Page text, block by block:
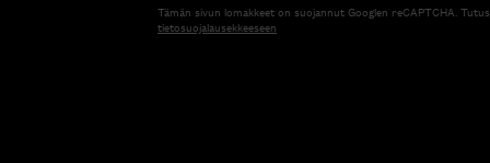
Tämän sivun lomakkeet on suojannut Googlen reCAPTCHA.
tietosuojalausekkeeseen